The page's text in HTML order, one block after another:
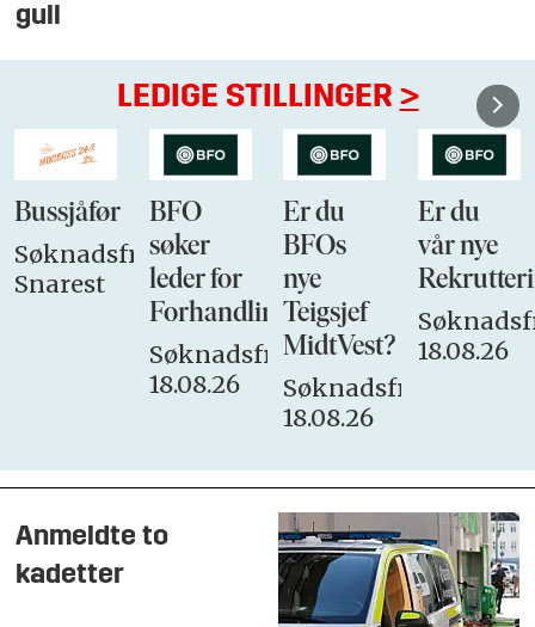
gull
LEDIGE STILLINGER >
Bussjåfør
Søknadsfrist:
Snarest
BFO
søker
leder for
Forhandlingsutvalget
Søknadsfrist:
18.08.26
Er du
BFOs
nye
Teigsjef
MidtVest?
Søknadsfrist:
18.08.26
Er du
vår nye
18.08.26
Anmeldte to
kadetter